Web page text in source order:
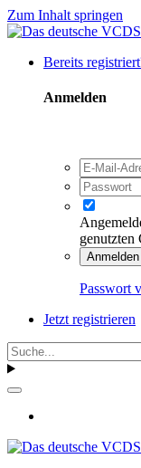
Zum Inhalt springen
Bereits
Anmelden
genutzten
Anmelden
Passwort
Jetzt registrieren